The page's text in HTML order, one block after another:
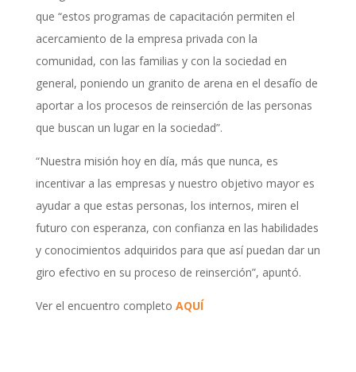
que “estos programas de capacitación permiten el
acercamiento de la empresa privada con la
comunidad, con las familias y con la sociedad en
general, poniendo un granito de arena en el desafío de
aportar a los procesos de reinserción de las personas
que buscan un lugar en la sociedad”.
“Nuestra misión hoy en día, más que nunca, es
incentivar a las empresas y nuestro objetivo mayor es
ayudar a que estas personas, los internos, miren el
futuro con esperanza, con confianza en las habilidades
y conocimientos adquiridos para que así puedan dar un
giro efectivo en su proceso de reinserción”, apuntó.
Ver el encuentro completo AQUÍ